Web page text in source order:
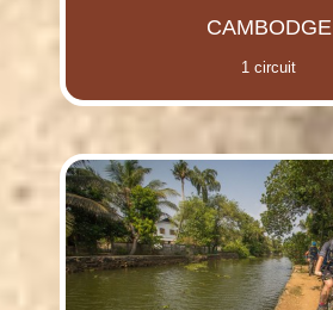
CAMBODGE
1 circuit